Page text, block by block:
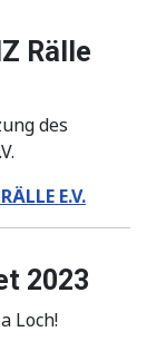
Rälle
des
E.V.
2023
Loch!